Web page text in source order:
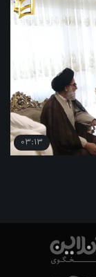
03:13